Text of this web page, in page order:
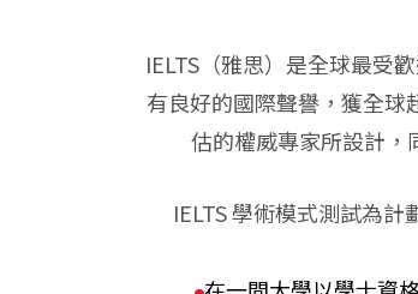
IELTS（雅思）是全球最受
有良好的國際聲譽，獲全球
估的權威專家所設計，
IELTS 學術模式測試為